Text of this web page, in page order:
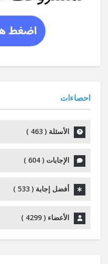
احصاءات
الأسئلة ( 463
)
الإجابات ( 604
)
أفضل إجابة ( 533
)
الأعضاء ( 4299
)